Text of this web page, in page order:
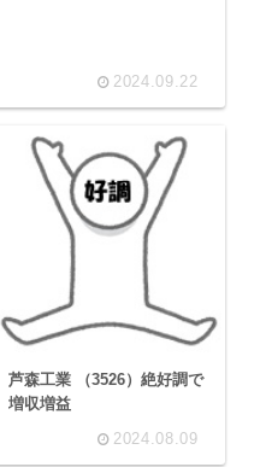
2024.09.22
芦森工業 （3526）絶好調で
増収増益
2024.08.09